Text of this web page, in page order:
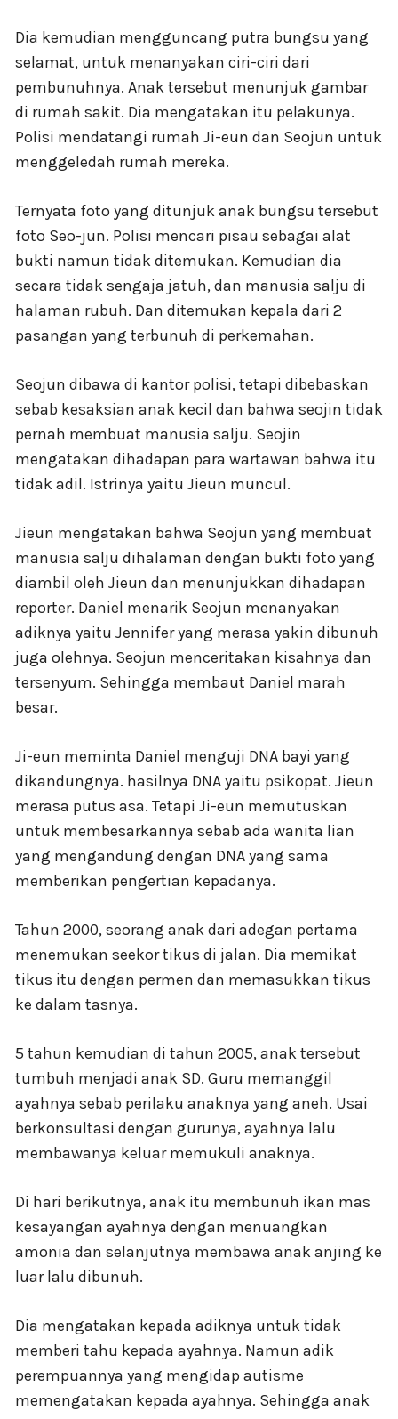
Dia kemudian mengguncang putra bungsu yang
selamat, untuk menanyakan ciri-ciri dari
pembunuhnya. Anak tersebut menunjuk gambar
di rumah sakit. Dia mengatakan itu pelakunya.
Polisi mendatangi rumah Ji-eun dan Seojun untuk
menggeledah rumah mereka.
Ternyata foto yang ditunjuk anak bungsu tersebut
foto Seo-jun. Polisi mencari pisau sebagai alat
bukti namun tidak ditemukan. Kemudian dia
secara tidak sengaja jatuh, dan manusia salju di
halaman rubuh. Dan ditemukan kepala dari 2
pasangan yang terbunuh di perkemahan.
Seojun dibawa di kantor polisi, tetapi dibebaskan
sebab kesaksian anak kecil dan bahwa seojin tidak
pernah membuat manusia salju. Seojin
mengatakan dihadapan para wartawan bahwa itu
tidak adil. Istrinya yaitu Jieun muncul.
Jieun mengatakan bahwa Seojun yang membuat
manusia salju dihalaman dengan bukti foto yang
diambil oleh Jieun dan menunjukkan dihadapan
reporter. Daniel menarik Seojun menanyakan
adiknya yaitu Jennifer yang merasa yakin dibunuh
juga olehnya. Seojun menceritakan kisahnya dan
tersenyum. Sehingga membaut Daniel marah
besar.
Ji-eun meminta Daniel menguji DNA bayi yang
dikandungnya. hasilnya DNA yaitu psikopat. Jieun
merasa putus asa. Tetapi Ji-eun memutuskan
untuk membesarkannya sebab ada wanita lian
yang mengandung dengan DNA yang sama
memberikan pengertian kepadanya.
Tahun 2000, seorang anak dari adegan pertama
menemukan seekor tikus di jalan. Dia memikat
tikus itu dengan permen dan memasukkan tikus
ke dalam tasnya.
5 tahun kemudian di tahun 2005, anak tersebut
tumbuh menjadi anak SD. Guru memanggil
ayahnya sebab perilaku anaknya yang aneh. Usai
berkonsultasi dengan gurunya, ayahnya lalu
membawanya keluar memukuli anaknya.
Di hari berikutnya, anak itu membunuh ikan mas
kesayangan ayahnya dengan menuangkan
amonia dan selanjutnya membawa anak anjing ke
luar lalu dibunuh.
Dia mengatakan kepada adiknya untuk tidak
memberi tahu kepada ayahnya. Namun adik
perempuannya yang mengidap autisme
memengatakan kepada ayahnya. Sehingga anak